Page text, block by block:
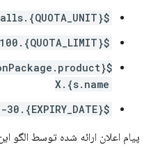
${QUOTA_UNIT}.Calls
${QUOTA_LIMIT}.100
s.name}.X
${EXPIRY_DATE}.2016-09-30
پیام اعلان ارائه شده توسط الگو